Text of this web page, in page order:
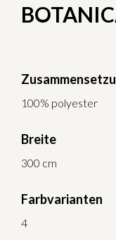
100% polyester
Breite
300 cm
Farbvarianten
4